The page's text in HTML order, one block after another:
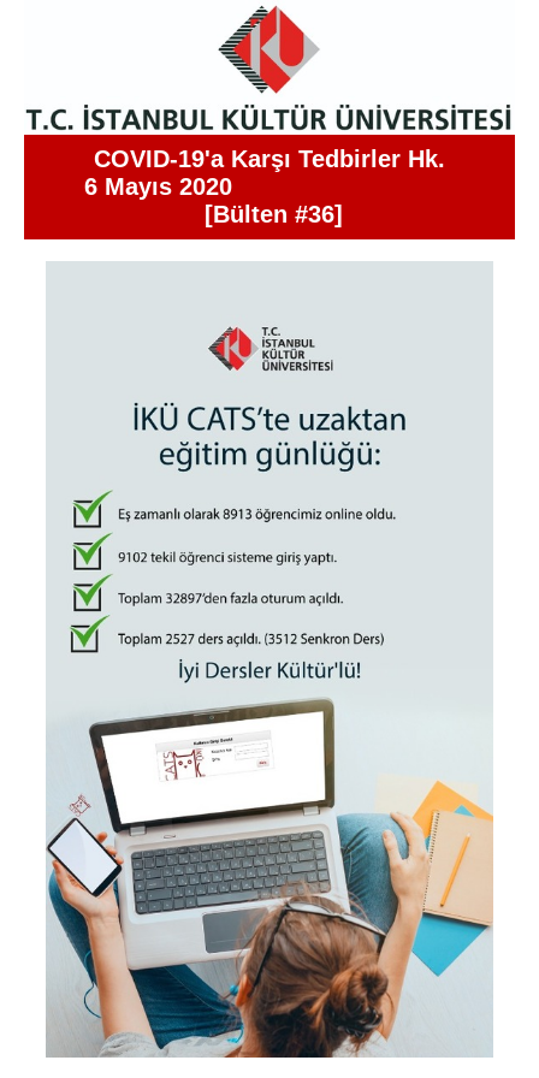
COVID-19'a Karşı Tedbirler Hk.
6 Mayıs 2020
[Bülten #36]